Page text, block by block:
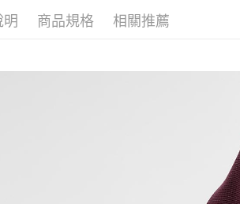
明 商品規格 相關推薦